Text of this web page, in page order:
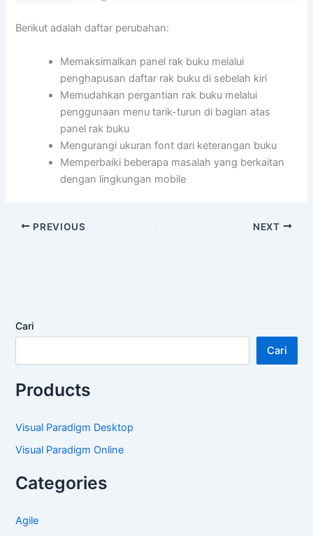
Berikut adalah daftar perubahan:
Memaksimalkan panel rak buku melalui
penghapusan daftar rak buku di sebelah kiri
Memudahkan pergantian rak buku melalui
penggunaan menu tarik-turun di bagian atas
panel rak buku
Mengurangi ukuran font dari keterangan buku
Memperbaiki beberapa masalah yang berkaitan
dengan lingkungan mobile
PREVIOUS NEXT
Cari
Cari
Products
Visual Paradigm Desktop
Visual Paradigm Online
Categories
Agile